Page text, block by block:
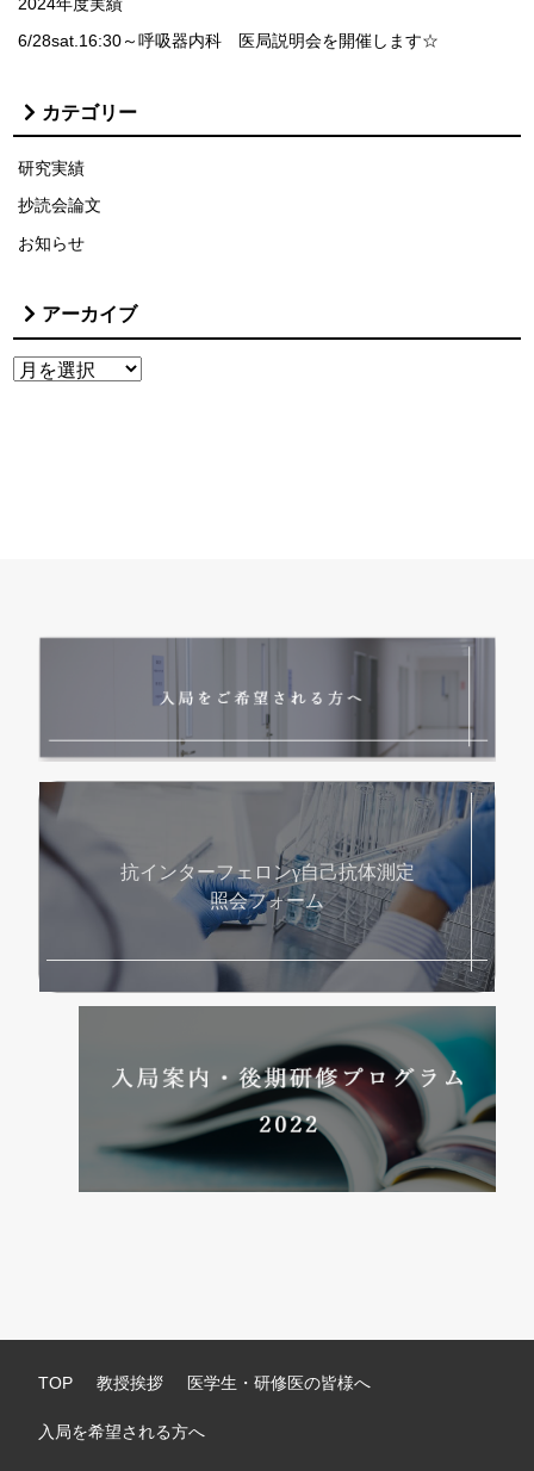
6/28sat.16:30～呼吸器内科 医局説明会を開催します☆
カテゴリー
研究実績
抄読会論文
お知らせ
アーカイブ
抗インターフェロンγ自己抗体測定
照会フォーム
TOP 教授挨拶 医学生・研修医の皆様へ
入局を希望される方へ